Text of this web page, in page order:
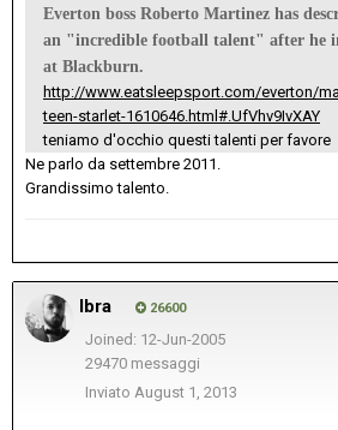
Everton boss Roberto Martinez has
an "incredible football talent" after he
at Blackburn.
http://www.eatsleepsport.com/everton/
teen-starlet-1610646.html#.UfVhv9IvXAY
teniamo d'occhio questi talenti per favore
Ne parlo da settembre 2011.
Grandissimo talento.
Ibra 26600
Joined: 12-Jun-2005
29470 messaggi
Inviato August 1, 2013